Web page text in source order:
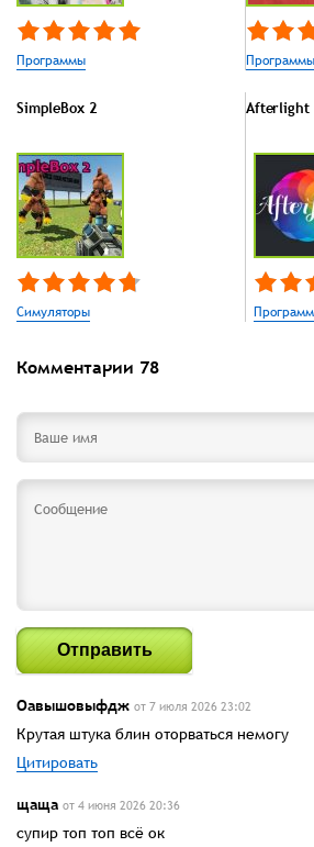
Программы Программы
SimpleBox 2
Симуляторы
Afterlight
Комментарии 78
Отправить
Оавышовыфдж от 7 июля 2026 23:02
Крутая штука блин оторваться немогу
Цитировать
щаща от 4 июня 2026 20:36
супир топ топ всё ок